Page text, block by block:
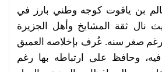
بن ياقوت كوجه وطني بارز في
نال ثقة المشايخ وأهل الجزيرة
صغر سنه. عُرف بإخلاصه العميق
وحافظ على ارتباطه بها رغم